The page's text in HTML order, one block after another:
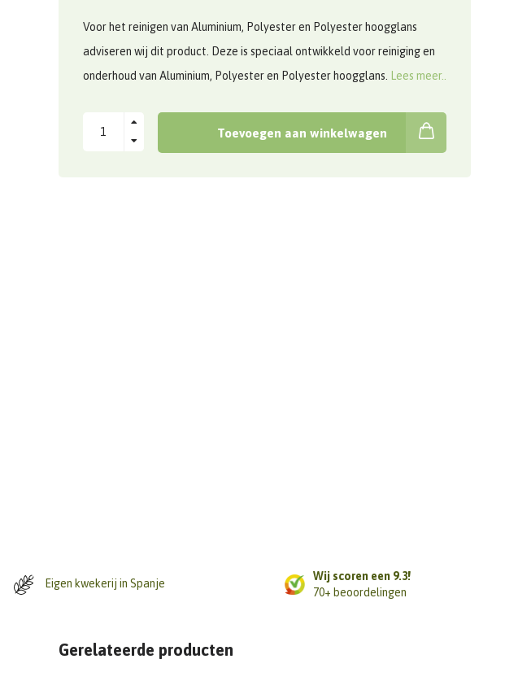
Voor het reinigen van Aluminium, Polyester en Polyester hoogglans
adviseren wij dit product. Deze is speciaal ontwikkeld voor reiniging en
onderhoud van Aluminium, Polyester en Polyester hoogglans.
Lees meer..
Toevoegen aan winkelwagen
Eigen kwekerij in Spanje
Wij scoren een 9.3!
70+ beoordelingen
Gerelateerde producten